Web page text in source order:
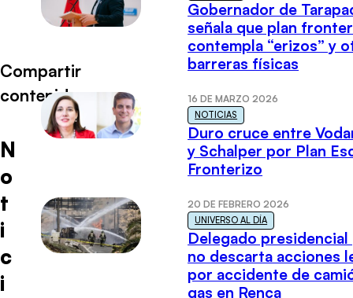
Compartir
contenido
N
o
t
i
c
i
Gobernador de
señala que plan
contempla “erizos” y
barreras físicas
16 DE MARZO 2026
NOTICIAS
Duro cruce entre
y Schalper por Plan
Fronterizo
20 DE FEBRERO 2026
UNIVERSO AL DÍA
Delegado presidencial
no descarta acciones
por accidente de
gas en Renca